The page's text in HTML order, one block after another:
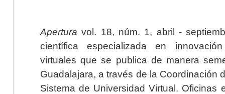
Apertura vol. 18, núm. 1, abril -
científica especializada en
virtuales que se publica de manera
Guadalajara, a través de la Coordinación
Sistema de Universidad Virtual. Oficinas